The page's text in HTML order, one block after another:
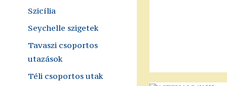
Szicília
Seychelle szigetek
Tavaszi csoportos
utazások
Téli csoportos utak